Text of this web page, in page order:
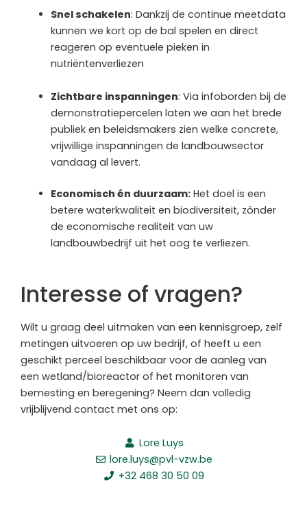
Snel schakelen: Dankzij de continue meetdata
kunnen we kort op de bal spelen en direct
reageren op eventuele pieken in
nutriëntenverliezen
Zichtbare inspanningen: Via infoborden bij de
demonstratiepercelen laten we aan het brede
publiek en beleidsmakers zien welke concrete,
vrijwillige inspanningen de landbouwsector
vandaag al levert.
Economisch én duurzaam:Het doel is een
betere waterkwaliteit en biodiversiteit, zónder
de economische realiteit van uw
landbouwbedrijf uit het oog te verliezen.
Interesse of vragen?
Wilt u graag deel uitmaken van een kennisgroep, zelf
metingen uitvoeren op uw bedrijf, of heeft u een
geschikt perceel beschikbaar voor de aanleg van
een wetland/bioreactor of het monitoren van
bemesting en beregening? Neem dan volledig
vrijblijvend contact met ons op:
Lore Luys
lore.luys@pvl-vzw.be
+32 468 30 50 09